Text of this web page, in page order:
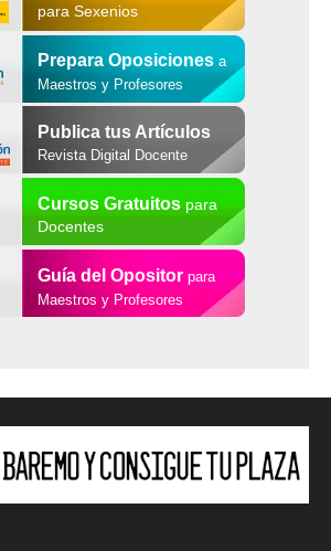
para Sexenios
Prepara Oposiciones a
Maestros y Profesores
Publica tus Artículos
Revista Digital Docente
Cursos Gratuitospara
Docentes
Guía del Opositor para
Maestros y Profesores